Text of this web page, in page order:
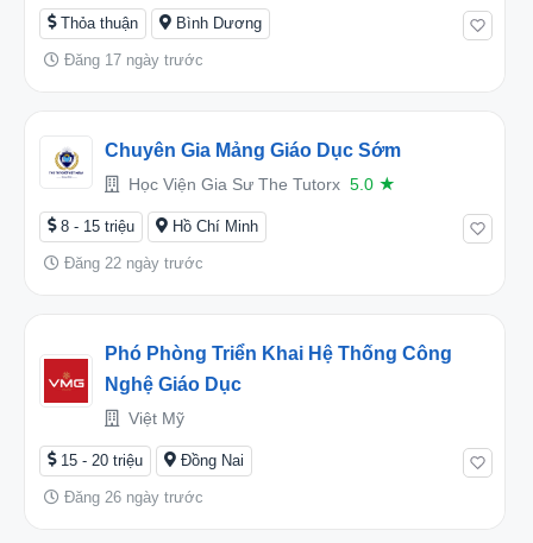
Thỏa thuận Bình Dương
Đăng 17 ngày trước
Chuyên Gia Mảng Giáo Dục Sớm
Học Viện Gia Sư The Tutorx 5.0 ★
8 - 15 triệu Hồ Chí Minh
Đăng 22 ngày trước
Phó Phòng Triển Khai Hệ Thống Công
Nghệ Giáo Dục
Việt Mỹ
15 - 20 triệu Đồng Nai
Đăng 26 ngày trước